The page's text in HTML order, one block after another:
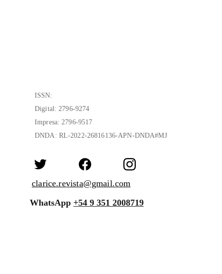
clarice.revista@gmail.com
ISSN:
Digital: 2796-9274
Impresa: 2796-9517
DNDA: RL-2022-26816136-APN-DNDA#MJ
WhatsApp +54 9 351 2008719